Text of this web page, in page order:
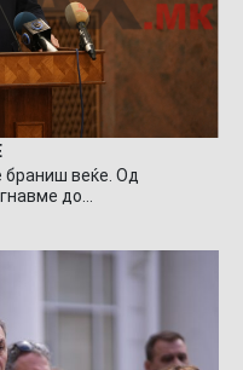
браниш веќе. Од
до…